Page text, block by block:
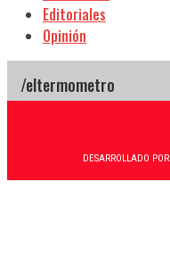
Editoriales
Opinión
DESARROLLADO POR